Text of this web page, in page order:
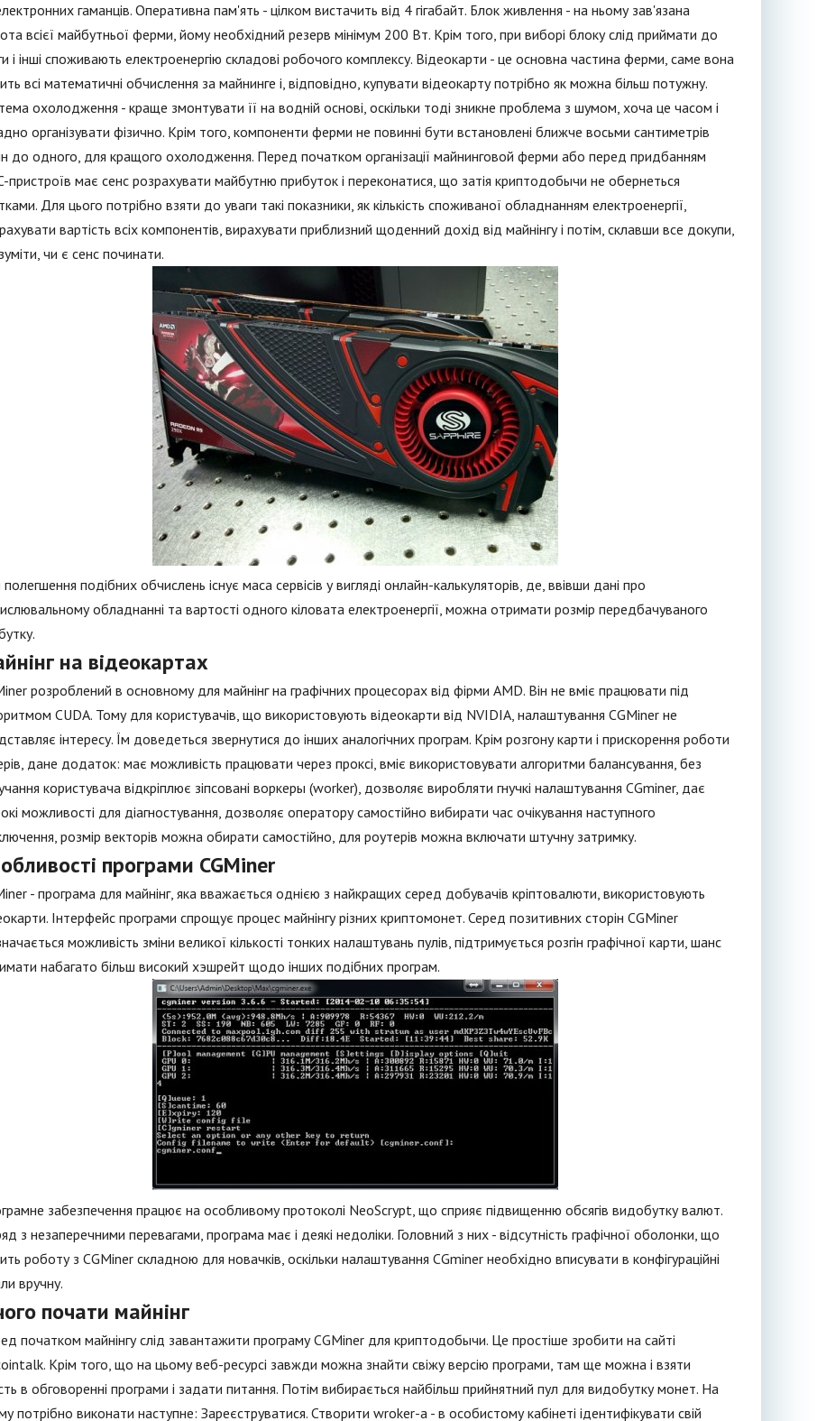
гаманців. Оперативна пам'ять - цілком вистачить від 4 гігабайт. Блок живлення - на ньому зав'язана
всієї майбутньої ферми, йому необхідний резерв мінімум 200 Вт. Крім того, при виборі блоку слід приймати до
і інші споживають електроенергію складові робочого комплексу. Відеокарти - це основна частина ферми, саме вона
всі математичні обчислення за майнинге і, відповідно, купувати відеокарту потрібно як можна більш потужну.
охолодження - краще змонтувати її на водній основі, оскільки тоді зникне проблема з шумом, хоча це часом і
організувати фізично. Крім того, компоненти ферми не повинні бути встановлені ближче восьми сантиметрів
до одного, для кращого охолодження. Перед початком організації майнинговой ферми або перед придбанням
пристроїв має сенс розрахувати майбутню прибуток і переконатися, що затія криптодобычи не обернеться
Для цього потрібно взяти до уваги такі показники, як кількість споживаної обладнанням електроенергії,
вартість всіх компонентів, вирахувати приблизний щоденний дохід від майнінгу і потім, склавши все докупи,
чи є сенс починати.
подібних обчислень існує маса сервісів у вигляді онлайн-калькуляторів, де, ввівши дані про
обладнанні та вартості одного кіловата електроенергії, можна отримати розмір передбачуваного
на відеокартах
розроблений в основному для майнінг на графічних процесорах від фірми AMD. Він не вміє працювати під
CUDA. Тому для користувачів, що використовують відеокарти від NVIDIA, налаштування CGMiner не
інтересу. Їм доведеться звернутися до інших аналогічних програм. Крім розгону карти і прискорення роботи
дане додаток: має можливість працювати через проксі, вміє використовувати алгоритми балансування, без
користувача відкріплює зіпсовані воркеры (worker), дозволяє виробляти гнучкі налаштування CGminer, дає
можливості для діагностування, дозволяє оператору самостійно вибирати час очікування наступного
розмір векторів можна обирати самостійно, для роутерів можна включати штучну затримку.
програми CGMiner
- програма для майнінг, яка вважається однією з найкращих серед добувачів кріптовалюти, використовують
Інтерфейс програми спрощує процес майнінгу різних криптомонет. Серед позитивних сторін CGMiner
можливість зміни великої кількості тонких налаштувань пулів, підтримується розгін графічної карти, шанс
набагато більш високий хэшрейт щодо інших подібних програм.
забезпечення працює на особливому протоколі NeoScrypt, що сприяє підвищенню обсягів видобутку валют.
з незаперечними перевагами, програма має і деякі недоліки. Головний з них - відсутність графічної оболонки, що
роботу з CGMiner складною для новачків, оскільки налаштування CGminer необхідно вписувати в конфігураційні
вручну.
почати майнінг
початком майнінгу слід завантажити програму CGMiner для криптодобычи. Це простіше зробити на сайті
Крім того, що на цьому веб-ресурсі завжди можна знайти свіжу версію програми, там ще можна і взяти
в обговоренні програми і задати питання. Потім вибирається найбільш прийнятний пул для видобутку монет. На
потрібно виконати наступне: Зареєструватися. Створити wroker-а - в особистому кабінеті ідентифікувати свій